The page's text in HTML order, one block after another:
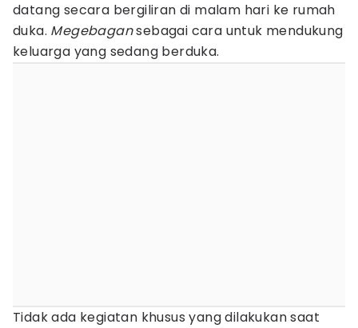
datang secara bergiliran di malam hari ke rumah
duka. Megebagansebagai cara untuk mendukung
keluarga yang sedang berduka.
Tidak ada kegiatan khusus yang dilakukan saat